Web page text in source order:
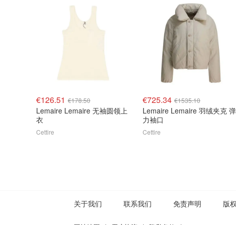
€126.51 €178.50
Lemaire Lemaire 无袖圆领上
衣
Cettire
€725.34 €1535.10
Lemaire Lemaire 羽绒夹克 弹
力袖口
Cettire
关于我们 联系我们 免责声明 版